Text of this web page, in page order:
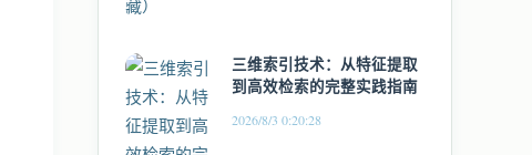
三维索引技术：从特征提取
到高效检索的完整实践指南
2026/8/3 0:20:28